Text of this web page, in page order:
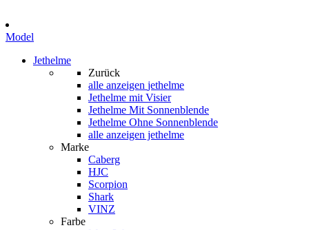
Model
Jethelme
Zurück
alle anzeigen jethelme
Jethelme mit Visier
Jethelme Mit Sonnenblende
Jethelme Ohne Sonnenblende
alle anzeigen jethelme
Marke
Caberg
HJC
Scorpion
Shark
VINZ
Farbe